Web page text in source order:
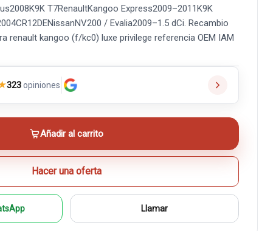
T7RenaultKangoo Express2009–2011K9K
/ Evalia2009–1.5 dCi. Recambio
renault kangoo (f/kc0) luxe privilege referencia OEM IAM
323opiniones
Añadir al carrito
Hacer una oferta
Llamar